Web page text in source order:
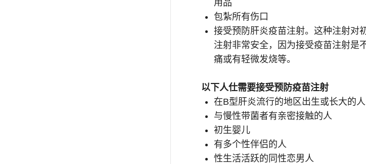
用品
包紮所有伤口
接受预防肝炎疫苗注射。这种注射对
注射非常安全，因为接受疫苗注射是
痛或有轻微发烧等。
以下人仕需要接受预防疫苗注射
在B型肝炎流行的地区出生或长大的
与慢性带菌者有亲密接触的人
初生婴儿
有多个性伴侣的人
性生活活跃的同性恋男人